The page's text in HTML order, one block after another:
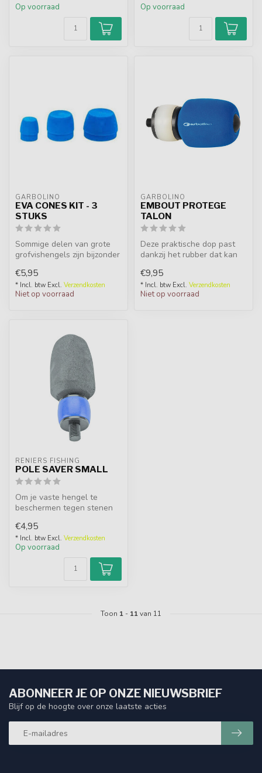
Op voorraad Op voorraad
GARBOLINO
EVA CONES KIT - 3
STUKS
Sommige delen van grote
grofvishengels zijn bijzonder
worden...
€5,95
* Incl. btw Excl. Verzendkosten
Niet op voorraad
GARBOLINO
EMBOUT PROTEGE
TALON
Deze praktische dop past
dankzij het rubber dat kan
versc...
€9,95
* Incl. btw Excl. Verzendkosten
Niet op voorraad
RENIERS FISHING
POLE SAVER SMALL
Om je vaste hengel te
beschermen tegen stenen
€4,95
* Incl. btw Excl. Verzendkosten
Op voorraad
Toon 1 - 11van 11
ABONNEER JE OP ONZE NIEUWSBRIEF
Blijf op de hoogte over onze laatste acties